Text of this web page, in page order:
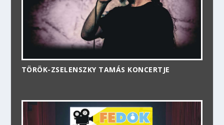
TÖRÖK-ZSELENSZKY TAMÁS KONCERTJE